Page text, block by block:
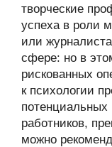
творческие
успеха в роли
или
сфере: но в
рискованных
к психологии
потенциальных
работников,
можно